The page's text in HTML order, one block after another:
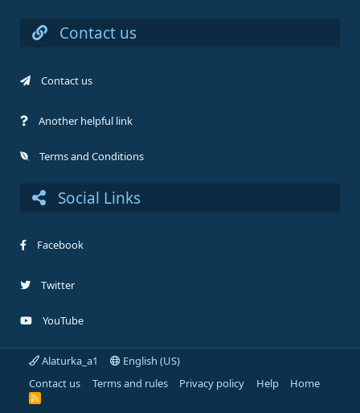
Contact us
Contact us
Another helpful link
Terms and Conditions
Social Links
Facebook
Twitter
YouTube
Alaturka_a1
English (US)
Contact us
Terms and rules Privacy policy Help Home
R